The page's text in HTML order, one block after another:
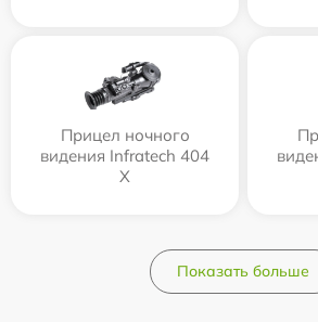
Прицел ночного
видения Infratech 404
Х
Показать больше